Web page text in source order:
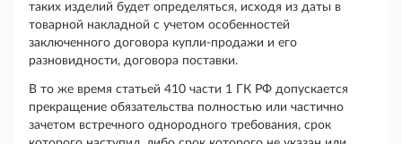
таких изделий будет определяться, исходя из даты в
товарной накладной с учетом особенностей
заключенного договора купли-продажи и его
разновидности, договора поставки.
В то же время статьей 410 части 1 ГК РФ допускается
прекращение обязательства полностью или частично
зачетом встречного однородного требования, срок